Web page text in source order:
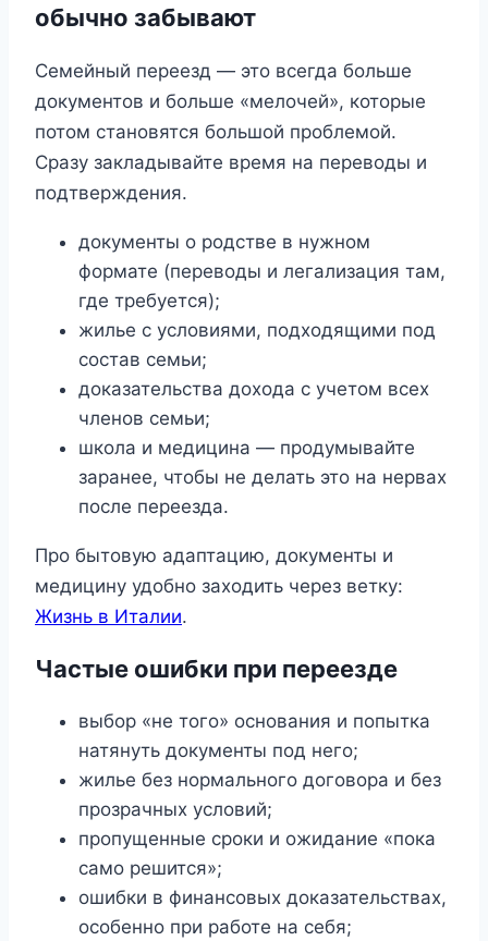
обычно забывают
Семейный переезд — это всегда больше
документов и больше «мелочей», которые
потом становятся большой проблемой.
Сразу закладывайте время на переводы и
подтверждения.
документы о родстве в нужном
формате (переводы и легализация там,
где требуется);
жилье с условиями, подходящими под
состав семьи;
доказательства дохода с учетом всех
членов семьи;
школа и медицина — продумывайте
заранее, чтобы не делать это на нервах
после переезда.
Про бытовую адаптацию, документы и
медицину удобно заходить через ветку:
Жизнь в Италии.
Частые ошибки при переезде
выбор «не того» основания и попытка
натянуть документы под него;
жилье без нормального договора и без
прозрачных условий;
пропущенные сроки и ожидание «пока
само решится»;
ошибки в финансовых доказательствах,
особенно при работе на себя;